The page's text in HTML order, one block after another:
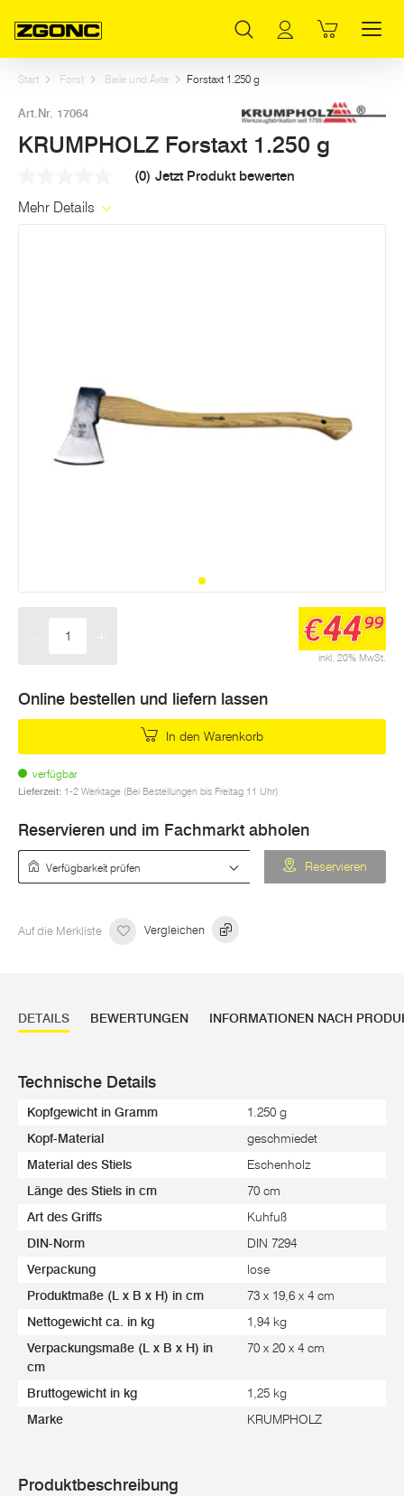
Start Forst Beile und Äxte Forstaxt 1.250 g
Art.Nr. 17064
KRUMPHOLZ Forstaxt 1.250 g
Link
(0) Jetzt Produkt bewerten
Mehr Details
inkl. 20% MwSt.
€4499
Online bestellen und liefern lassen
In den Warenkorb
verfügbar
Lieferzeit: 1-2 Werktage (Bei Bestellungen bis Freitag 11 Uhr)
Reservieren und im Fachmarkt abholen
Reservieren
Auf die Merkliste Vergleichen
DETAILS BEWERTUNGEN INFORMATIONEN NACH
Technische Details
Kopfgewicht in Gramm 1.250 g
Kopf-Material geschmiedet
Material des Stiels Eschenholz
Länge des Stiels in cm 70 cm
Art des Griffs Kuhfuß
DIN-Norm DIN 7294
Verpackung lose
Produktmaße (L x B x H) in cm 73 x 19,6 x 4 cm
Nettogewicht ca. in kg 1,94 kg
Verpackungsmaße (L x B x H) in
cm
70 x 20 x 4 cm
Bruttogewicht in kg 1,25 kg
Marke KRUMPHOLZ
Produktbeschreibung